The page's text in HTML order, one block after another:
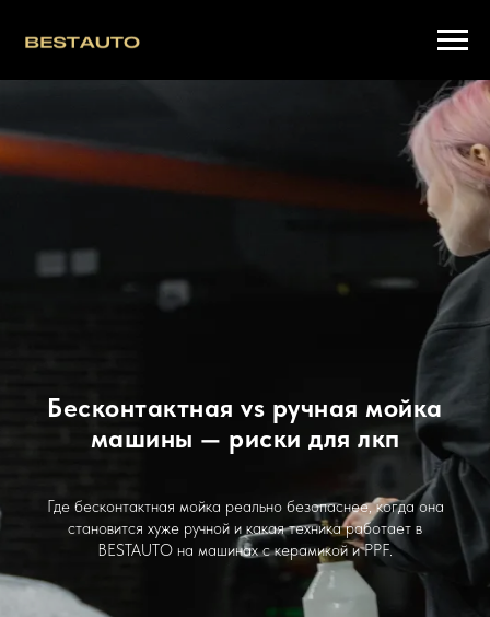
Бесконтактная vs ручная мойка
машины — риски для лкп
Где бесконтактная мойка реально безопаснее, когда она
становится хуже ручной и какая техника работает в
BESTAUTO на машинах с керамикой и PPF.